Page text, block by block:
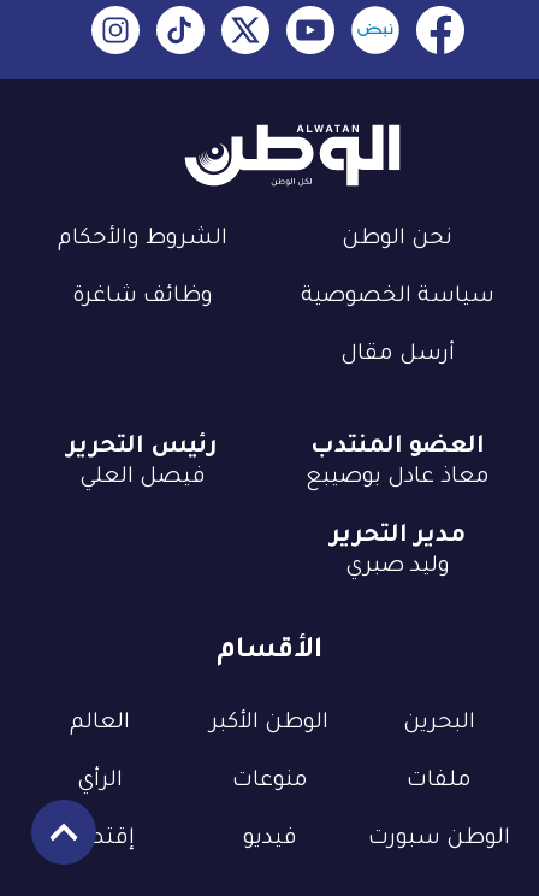
نحن الوطن الشروط والأحكام
سياسة الخصوصية وظائف شاغرة
أرسل مقال
الأقسام
البحرين الوطن الأكبر العالم
ملفات منوعات الرأي
الوطن سبورت فيديو إقتصاد
العضو المنتدب
معاذ عادل بوصيبع
رئيس التحرير
فيصل العلي
مدير التحرير
وليد صبري